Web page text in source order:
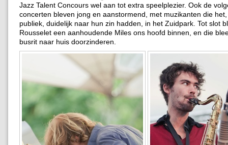
Jazz Talent Concours wel aan tot extra speelplezier. Ook de
concerten bleven jong en aanstormend, met muzikanten die
publiek, duidelijk naar hun zin hadden, in het Zuidpark. Tot slot
Rousselet een aanhoudende Miles ons hoofd binnen, en die
busrit naar huis doorzinderen.